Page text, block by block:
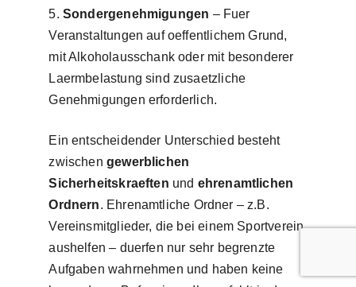
Sondergenehmigungen – Fuer
Veranstaltungen auf oeffentlichem Grund,
mit Alkoholausschank oder mit besonderer
Laermbelastung sind zusaetzliche
Genehmigungen erforderlich.
Ein entscheidender Unterschied besteht
zwischen gewerblichen
Sicherheitskraeften und ehrenamtlichen
Ordnern. Ehrenamtliche Ordner – z.B.
Vereinsmitglieder, die bei einem Sportverein
aushelfen – duerfen nur sehr begrenzte
Aufgaben wahrnehmen und haben keine